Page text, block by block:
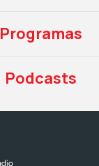
Programas
Podcasts